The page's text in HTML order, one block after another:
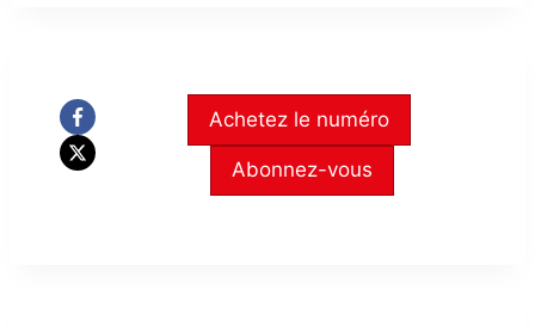
Achetez le numéro
Abonnez-vous